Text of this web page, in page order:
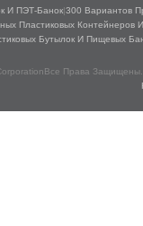
И ПЭТ-Банок|300 Вариантов
Пластиковых Контейнеров
Бутылок И Пищевых
Права